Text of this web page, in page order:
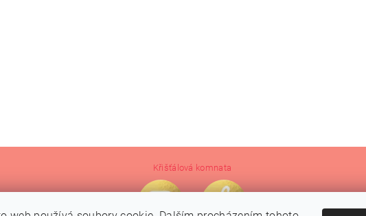
Křišťálová komnata